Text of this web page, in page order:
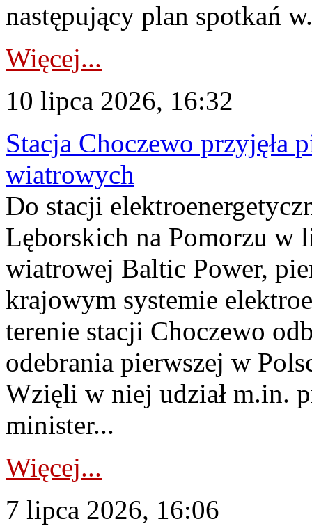
następujący plan spotkań
Więcej...
10 lipca 2026, 16:32
Stacja Choczewo przyjęła
wiatrowych
Do stacji
Lęborskich na Pomorzu w
wiatrowej Baltic Power,
krajowym systemie
terenie stacji Choczewo
odebrania pierwszej w
Wzięli w niej udział m.in.
minister...
Więcej...
7 lipca 2026, 16:06